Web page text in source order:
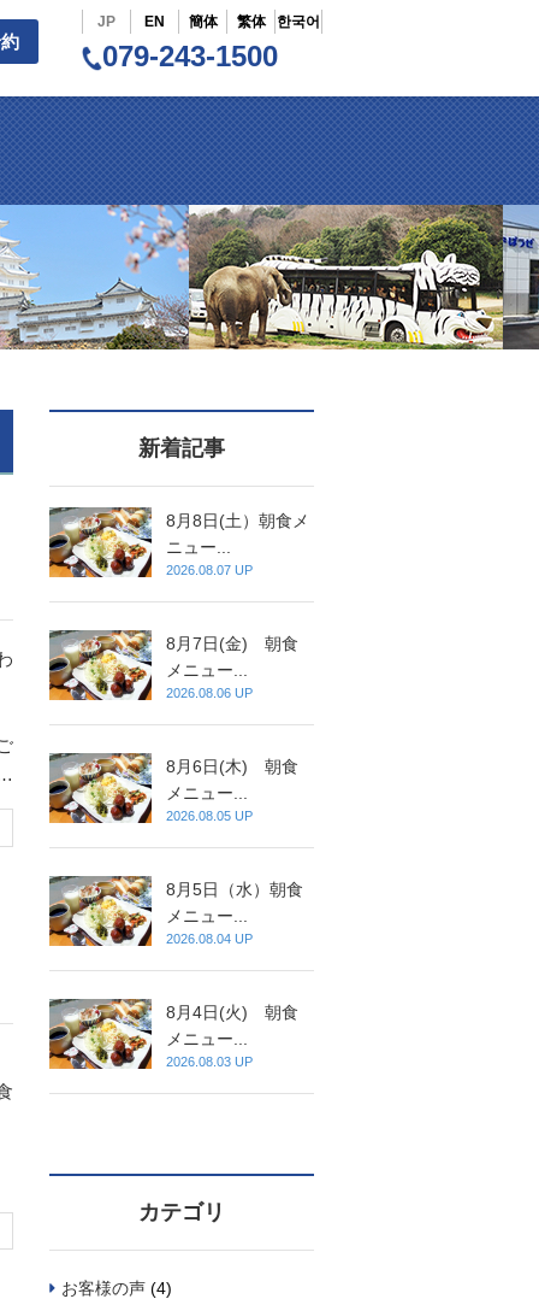
JP EN 簡体 繁体 한국어
079-243-1500
新着記事
8月8日(土）朝食メ
ニュー...
2026.08.07 UP
8月7日(金) 朝食
メニュー...
2026.08.06 UP
8月6日(木) 朝食
メニュー...
2026.08.05 UP
8月5日（水）朝食
メニュー...
2026.08.04 UP
8月4日(火) 朝食
メニュー...
2026.08.03 UP
カテゴリ
お客様の声 (4)